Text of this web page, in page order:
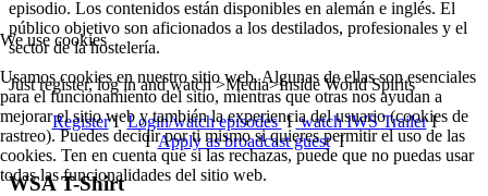
episodio. Los contenidos están disponibles en alemán e inglés. El
público objetivo son aficionados a los destilados, profesionales y el
sector de la hostelería.
Just register, log in and watch >Media>Inside World Spirits
RegisterILogin/watch episodesI watch IWS TrailerI
IApply as broadcast guestI
WSA T-Shirt
We use cookies
Usamos cookies en nuestro sitio web. Algunas de ellas son esenciales
para el funcionamiento del sitio, mientras que otras nos ayudan a
mejorar el sitio web y también la experiencia del usuario (cookies de
rastreo). Puedes decidir por ti mismo si quieres permitir el uso de las
cookies. Ten en cuenta que si las rechazas, puede que no puedas usar
todas las funcionalidades del sitio web.